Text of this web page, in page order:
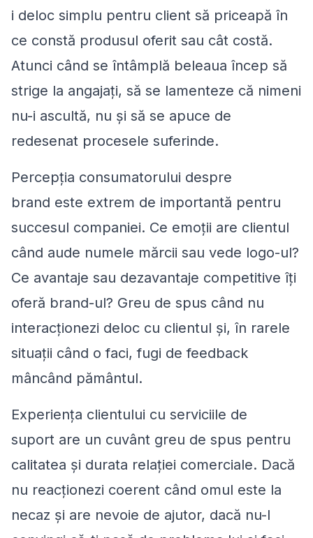
i deloc simplu pentru client să priceapă în
ce constă produsul oferit sau cât costă.
Atunci când se întâmplă beleaua încep să
strige la angajați, să se lamenteze că nimeni
nu-i ascultă, nu și să se apuce de
redesenat procesele suferinde.
Percepția consumatorului despre
brand este extrem de importantă pentru
succesul companiei. Ce emoții are clientul
când aude numele mărcii sau vede logo-ul?
Ce avantaje sau dezavantaje competitive îți
oferă brand-ul? Greu de spus când nu
interacționezi deloc cu clientul și, în rarele
situații când o faci, fugi de feedback
mâncând pământul.
Experiența clientului cu serviciile de
suport are un cuvânt greu de spus pentru
calitatea și durata relației comerciale. Dacă
nu reacționezi coerent când omul este la
necaz și are nevoie de ajutor, dacă nu-l